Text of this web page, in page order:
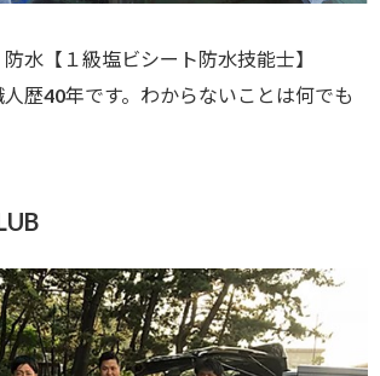
水【１級塩ビシート防水技能士】
歴40年です。わからないことは何でも